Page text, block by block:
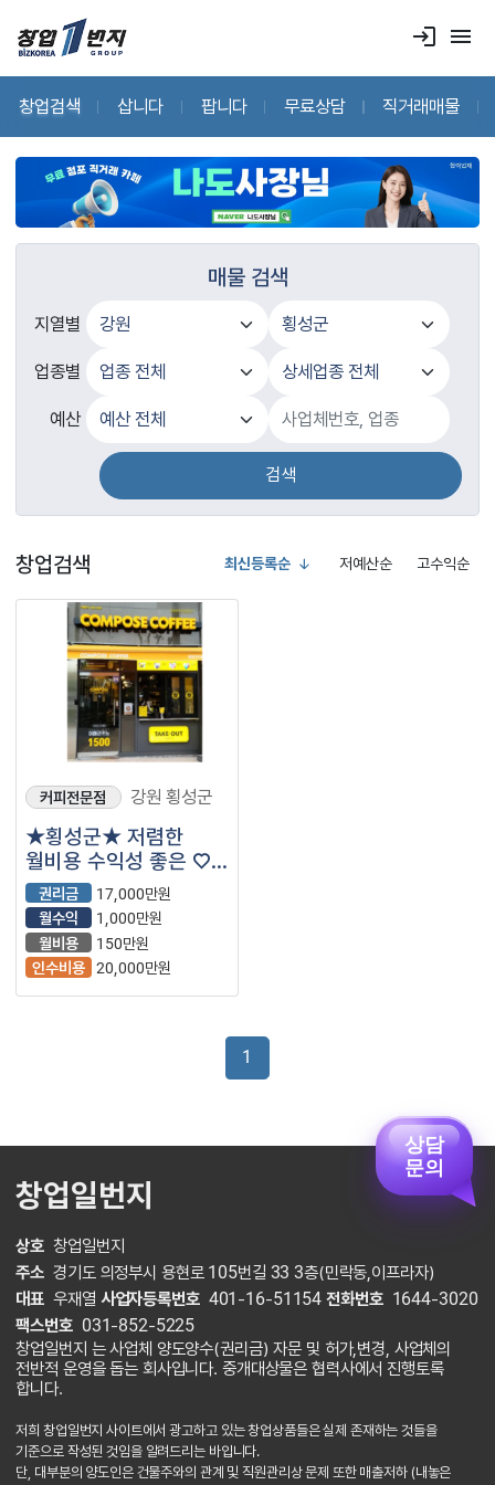
login menu
창업검색 삽니다 팝니다 무료상담 직거래매물
매물 검색
지열별
업종별
예산
검색
창업검색 최신등록순 저예산순 고수익순
커피전문점 강원 횡성군
★횡성군★ 저렴한
월비용 수익성 좋은 ♡
컴포즈커피♡ 입니다.^^
권리금
17,000만원
월수익
1,000만원
월비용
150만원
인수비용 20,000만원
1
창업일번지
상호 창업일번지
주소 경기도 의정부시 용현로 105번길 33 3층(민락동,이프라자)
대표 우재열 사업자등록번호 401-16-51154 전화번호 1644-3020
팩스번호 031-852-5225
창업일번지 는 사업체 양도양수(권리금) 자문 및 허가,변경, 사업체의
전반적 운영을 돕는 회사입니다. 중개대상물은 협력사에서 진행토록
합니다.
저희 창업일번지 사이트에서 광고하고 있는 창업상품들은 실제 존재하는 것들을
기준으로 작성된 것임을 알려드리는 바입니다.
단, 대부분의 양도인은 건물주와의 관계 및 직원관리상 문제 또한 매출저하 (내놓은
상담
문의